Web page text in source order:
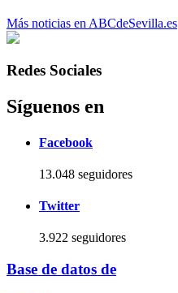
Más noticias en ABCdeSevilla.es
Redes Sociales
Síguenos en
Facebook
13.048 seguidores
Twitter
3.922 seguidores
Base de datos de